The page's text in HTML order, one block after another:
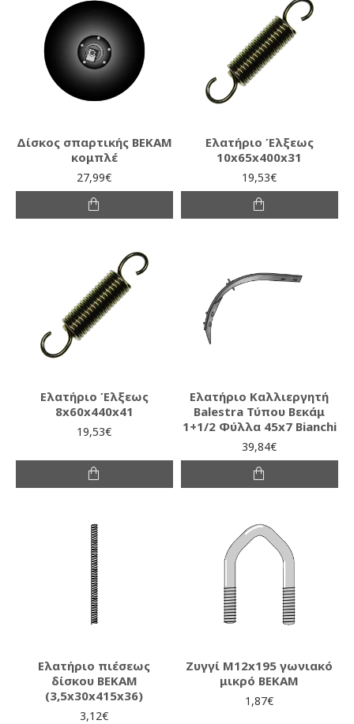
Δίσκος σπαρτικής ΒΕΚΑΜ
κομπλέ
27,99€
Ελατήριο Έλξεως
10x65x400x31
19,53€
Ελατήριο Έλξεως
8x60x440x41
19,53€
Ελατήριο Καλλιεργητή
Balestra Τύπου Βεκάμ
1+1/2 Φύλλα 45x7 Bianchi
39,84€
Ελατήριο πιέσεως
δίσκου ΒΕΚΑΜ
(3,5x30x415x36)
3,12€
Ζυγγί Μ12x195 γωνιακό
μικρό ΒΕΚΑΜ
1,87€